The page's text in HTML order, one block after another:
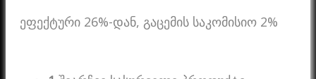
ეფექტური 26%-დან, გაცემის საკომისიო 2%